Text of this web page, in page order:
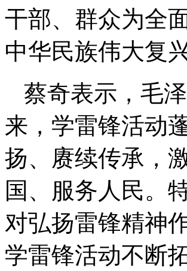
干部、群众为全
中华民族伟大复
蔡奇表示，毛
来，学雷锋活动
扬、赓续传承，
国、服务人民。
对弘扬雷锋精神
学雷锋活动不断